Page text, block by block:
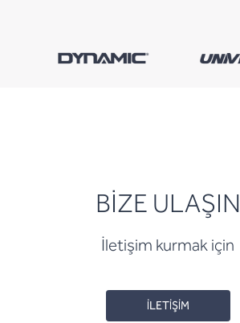
BİZE ULAŞIN
İletişim kurmak için
İLETİŞİM